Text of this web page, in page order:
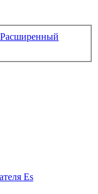
Расширенный
Es